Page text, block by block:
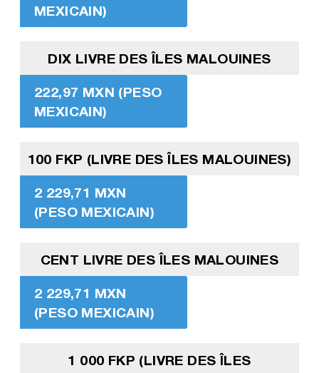
MEXICAIN)
DIX LIVRE DES ÎLES MALOUINES
222,97 MXN (PESO
MEXICAIN)
100 FKP (LIVRE DES ÎLES MALOUINES)
2 229,71 MXN
(PESO MEXICAIN)
CENT LIVRE DES ÎLES MALOUINES
2 229,71 MXN
(PESO MEXICAIN)
1 000 FKP (LIVRE DES ÎLES